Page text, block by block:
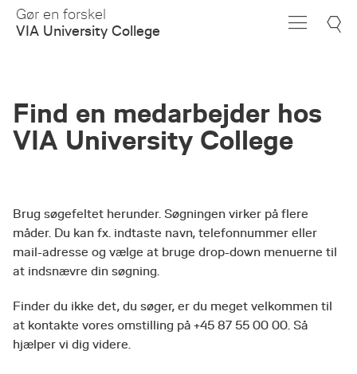
Skip
Main
Gør en forskel
VIA University College
Find en medarbejder hos
VIA University College
Brug søgefeltet herunder. Søgningen virker på flere
måder. Du kan fx. indtaste navn, telefonnummer eller
mail-adresse og vælge at bruge drop-down menuerne til
at indsnævre din søgning.
Finder du ikke det, du søger, er du meget velkommen til
at kontakte vores omstilling på +45 87 55 00 00. Så
hjælper vi dig videre.